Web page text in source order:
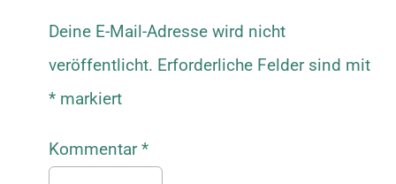
Deine E-Mail-Adresse wird nicht
veröffentlicht. Erforderliche Felder sind mit
* markiert
Kommentar*